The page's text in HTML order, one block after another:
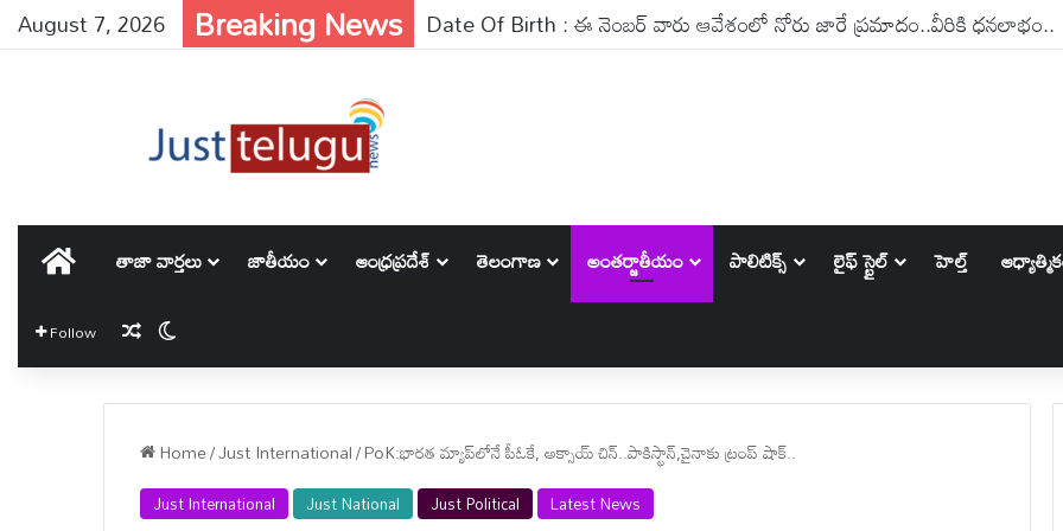
August 7, 2026 Breaking News Gambhir : టెస్ట్ కోచ్‌గా గంభీర్ ఔట్ ?..లంక టూర్‌తో డిసైడ్ కానున్న ఫ్యూచర్
తాజా వార్తలు జాతీయం ఆంధ్రప్రదేశ్ తెలంగాణ అంతర్జాతీయం పాలిటిక్స్‌ లైఫ్ స్టైల్ హెల్త్
Follow Random Article
Home/Just International/PoK:భారత మ్యాప్‌లోనే పీఓకే, అక్సాయ్ చిన్..పాకిస్థాన్‌,చైనాకు ట్రంప్ షాక్..
Just International Just National Just Political Latest News